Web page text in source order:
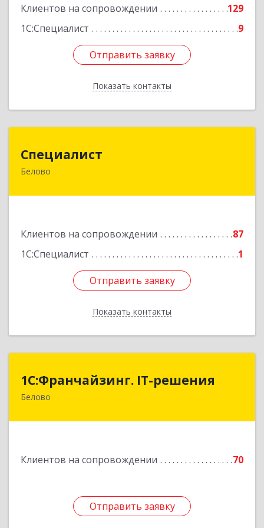
Клиентов на сопровождении
129
1С:Специалист
9
Отправить заявку
Показать контакты
Подробнее
Отправить заявку
Назад
Специалист
Белово
Клиентов на сопровождении
87
1С:Специалист
1
Отправить заявку
Показать контакты
Кемеровская обл, Белово г, Ленина ул, дом №
Отправить заявку
Назад
1С:Франчайзинг. IT-решения
Белово
Клиентов на сопровождении 70
Отправить заявку
1С:Франчайзинг. IT-решения
Отправить заявку